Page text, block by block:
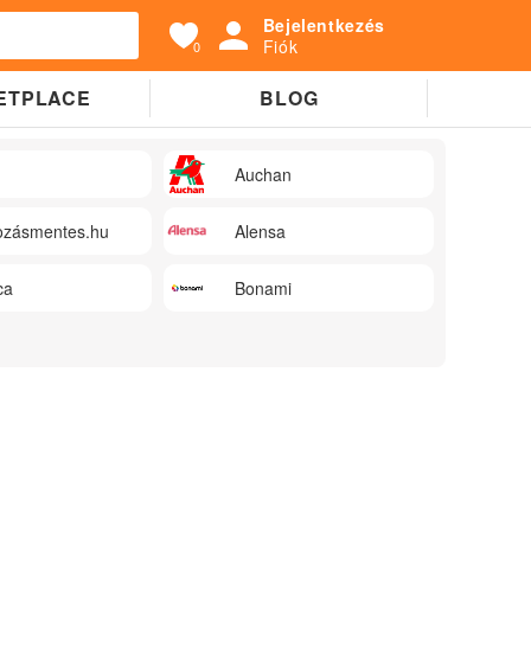
0
Bejelentkezés
Fiók
BLOG
Auchan
Alensa
Bonami